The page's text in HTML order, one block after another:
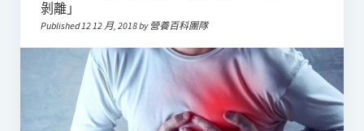
剝離」
Published 12 12 月, 2018 by 營養百科團隊